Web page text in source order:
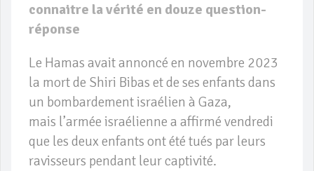
connaitre la vérité en douze question-
réponse
Le Hamas avait annoncé en novembre 2023
la mort de Shiri Bibas et de ses enfants dans
un bombardement israélien à Gaza,
mais l’armée israélienne a affirmé vendredi
que les deux enfants ont été tués par leurs
ravisseurs pendant leur captivité.